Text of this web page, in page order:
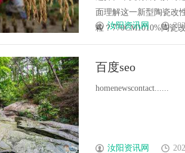
面理解这一新型陶瓷改
粒？770CM1010%陶瓷
汝阳资讯网
百度seo
homenewscontact......
汝阳资讯网